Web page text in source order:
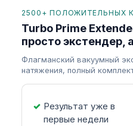
2500+ ПОЛОЖИТЕЛЬНЫХ
Turbo Prime
просто экстендер,
Флагманский вакуумный
натяжения, полный
Результат уже в
первые недели